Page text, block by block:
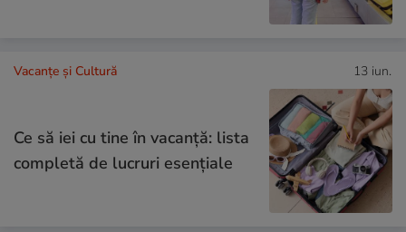
Vacanțe și Cultură 13 iun.
Ce să iei cu tine în vacanță: lista
completă de lucruri esențiale